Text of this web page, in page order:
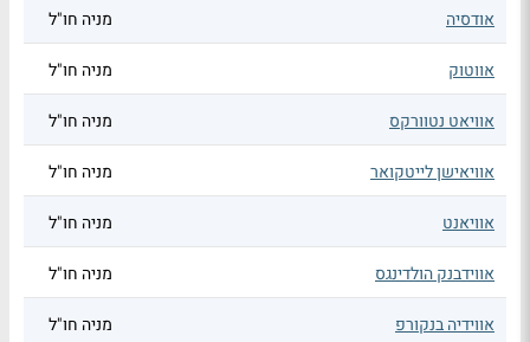
אודסיה מניה חו"ל
אווטוק מניה חו"ל
אוויאט נטוורקס מניה חו"ל
אוויאישן לייטקואר מניה חו"ל
אוויאנט מניה חו"ל
אווידבנק הולדינגס מניה חו"ל
אווידיה בנקורפ מניה חו"ל